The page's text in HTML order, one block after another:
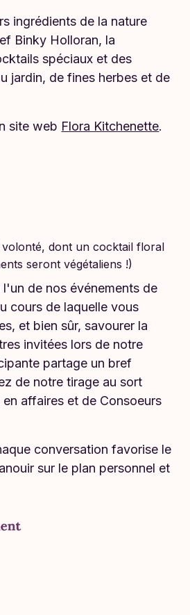
ingrédients de la nature
Binky Holloran, la
spéciaux et des
jardin, de fines herbes et de
site web Flora Kitchenette.
dont un cocktail floral
seront végétaliens !)
de nos événements de
cours de laquelle vous
et bien sûr, savourer la
invitées lors de notre
partage un bref
de notre tirage au sort
affaires et de Consoeurs
conversation favorise le
sur le plan personnel et